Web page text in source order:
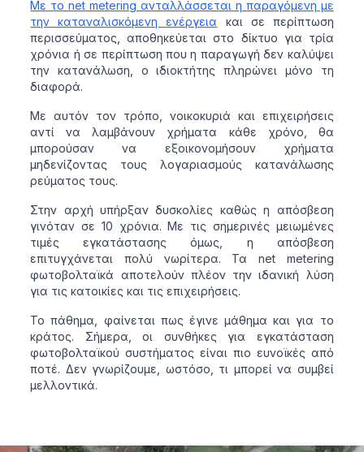
Με το net metering ανταλλάσσεται η παραγόμενη με
την καταναλισκόμενη ενέργεια και σε περίπτωση
περισσεύματος, αποθηκεύεται στο δίκτυο για τρία
χρόνια ή σε περίπτωση που η παραγωγή δεν καλύψει
την κατανάλωση, ο ιδιοκτήτης πληρώνει μόνο τη
διαφορά.
Με αυτόν τον τρόπο, νοικοκυριά και επιχειρήσεις
αντί να λαμβάνουν χρήματα κάθε χρόνο, θα
μπορούσαν να εξοικονομήσουν χρήματα
μηδενίζοντας τους λογαριασμούς κατανάλωσης
ρεύματος τους.
Στην αρχή υπήρξαν δυσκολίες καθώς η απόσβεση
γινόταν σε 10 χρόνια. Με τις σημερινές μειωμένες
τιμές εγκατάστασης όμως, η απόσβεση
επιτυγχάνεται πολύ νωρίτερα. Τα net metering
φωτοβολταϊκά αποτελούν πλέον την ιδανική λύση
για τις κατοικίες και τις επιχειρήσεις.
Το πάθημα, φαίνεται πως έγινε μάθημα και για το
κράτος. Σήμερα, οι συνθήκες για εγκατάσταση
φωτοβολταϊκού συστήματος είναι πιο ευνοϊκές από
ποτέ. Δεν γνωρίζουμε, ωστόσο, τι μπορεί να συμβεί
μελλοντικά.